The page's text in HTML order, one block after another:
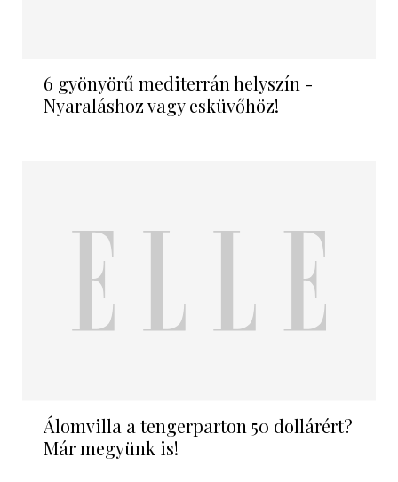
6 gyönyörű mediterrán helyszín -
Nyaraláshoz vagy esküvőhöz!
Álomvilla a tengerparton 50 dollárért?
Már megyünk is!